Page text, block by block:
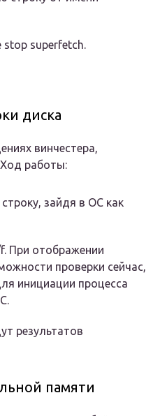
stop superfetch.
диска
винчестера,
работы:
зайдя в ОС как
При отображении
проверки сейчас,
инициации процесса
результатов
памяти